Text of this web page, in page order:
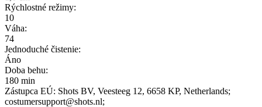
Rýchlostné režimy:
10
Váha:
74
Jednoduché čistenie:
Áno
Doba behu:
180 min
Zástupca EÚ: Shots BV, Veesteeg 12, 6658 KP, Netherlands;
costumersupport@shots.nl;